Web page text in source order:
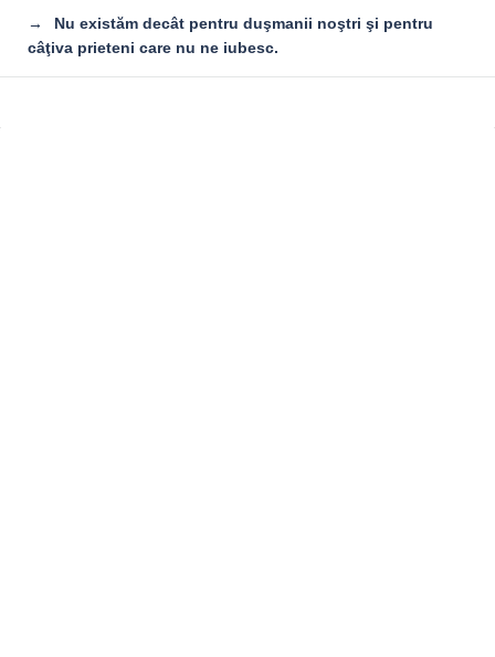
Nu existăm decât pentru duşmanii noştri şi pentru
câţiva prieteni care nu ne iubesc.